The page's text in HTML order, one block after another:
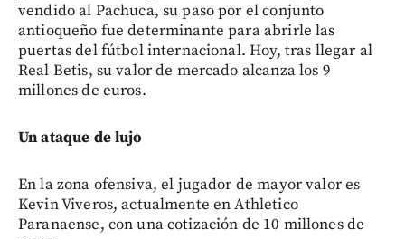
vendido al Pachuca, su paso por el conjunto
antioqueño fue determinante para abrirle las
puertas del fútbol internacional. Hoy, tras llegar al
Real Betis, su valor de mercado alcanza los 9
millones de euros.
Un ataque de lujo
En la zona ofensiva, el jugador de mayor valor es
Kevin Viveros, actualmente en Athletico
Paranaense, con una cotización de 10 millones de